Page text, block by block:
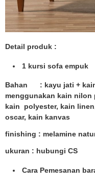
Detail produk :
1 kursi sofa empuk
Bahan : kayu jati +
menggunakan kain
kain polyester, kain
oscar, kain kanvas
finishing : melamine
ukuran : hubungi CS
Cara Pemesanan